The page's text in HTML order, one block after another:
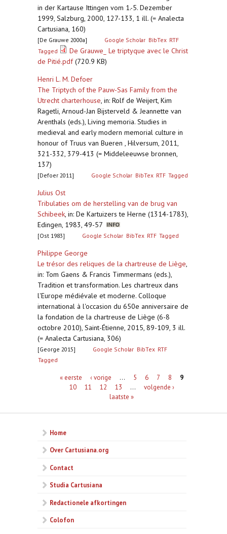
in der Kartause Ittingen vom 1.-5. Dezember
1999, Salzburg, 2000, 127-133, 1 ill. (= Analecta
Cartusiana, 160)
[De Grauwe 2000a] Google Scholar BibTex RTF
Tagged
De Grauwe_ Le triptyque avec le Christ
de Pitié.pdf(720.9 KB)
Henri L. M. Defoer
The Triptych of the Pauw-Sas Family from the
Utrecht charterhouse, in: Rolf de Weijert, Kim
Ragetli, Arnoud-Jan Bijsterveld & Jeannette van
Arenthals (eds.), Living memoria. Studies in
medieval and early modern memorial culture in
honour of Truus van Bueren , Hilversum, 2011,
321-332, 379-413 (= Middeleeuwse bronnen,
137)
[Defoer 2011] Google Scholar BibTex RTF Tagged
Julius Ost
Tribulaties om de herstelling van de brug van
Schibeek, in: De Kartuizers te Herne (1314-1783),
Edingen, 1983, 49-57
[Ost 1983] Google Scholar BibTex RTF Tagged
Philippe George
Le trésor des reliques de la chartreuse de Liège,
in: Tom Gaens & Francis Timmermans (eds.),
Tradition et transformation. Les chartreux dans
l'Europe médiévale et moderne. Colloque
international à l'occasion du 650e anniversaire de
la fondation de la chartreuse de Liège (6-8
octobre 2010), Saint-Étienne, 2015, 89-109, 3 ill.
(= Analecta Cartusiana, 306)
[George 2015] Google Scholar BibTex RTF
Tagged
Pagina's« eerste ‹ vorige … 5 6 7 8
9
10
11 12 13 …
volgende ›
laatste »
Home
Over Cartusiana.org
Contact
Studia Cartusiana
Redactionele afkortingen
Colofon